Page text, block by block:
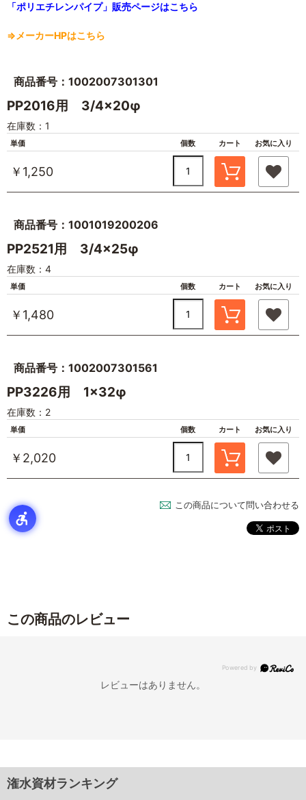
「ポリエチレンパイプ」販売ページはこちら
⇒メーカーHPはこちら
商品番号：1002007301301
PP2016用 3/4×20φ
在庫数：1
単価 個数 カート お気に入り
￥1,250
商品番号：1001019200206
PP2521用 3/4×25φ
在庫数：4
単価 個数 カート お気に入り
￥1,480
商品番号：1002007301561
PP3226用 1×32φ
在庫数：2
単価 個数 カート お気に入り
￥2,020
この商品について問い合わせる
この商品のレビュー
レビューはありません。
潅水資材ランキング